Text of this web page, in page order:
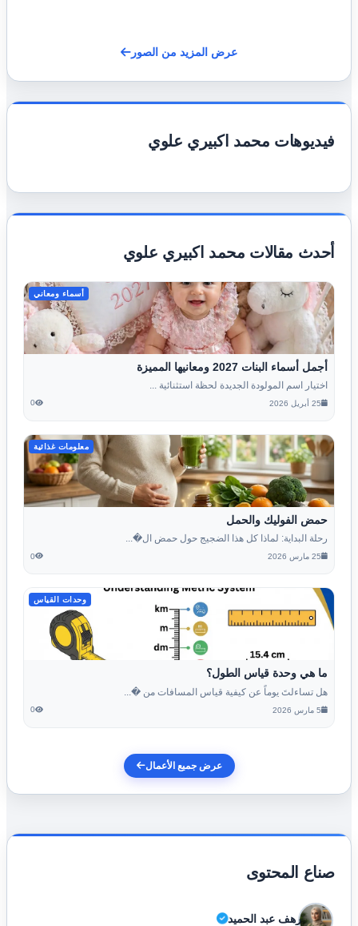
عرض المزيد من الصور
فيديوهات محمد اكبيري علوي
أحدث مقالات محمد اكبيري علوي
أسماء ومعاني
أجمل أسماء البنات 2027 ومعانيها المميزة
اختيار اسم المولودة الجديدة لحظة استثنائية ...
معلومات غذائية
حمض الفوليك والحمل
رحلة البداية: لماذا كل هذا الضجيج حول حمض ال�...
وحدات القياس
ما هي وحدة قياس الطول؟
هل تساءلتَ يوماً عن كيفية قياس المسافات من �...
عرض جميع الأعمال
صناع المحتوى
رهف عبد الحميد